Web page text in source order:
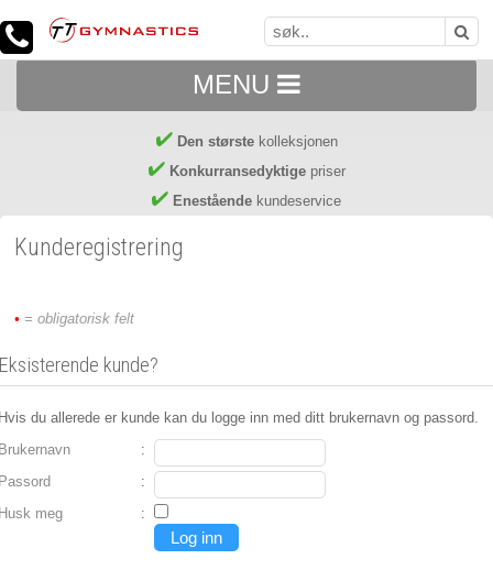
MENU
Den størstekolleksjonen
Konkurransedyktigepriser
Enestående kundeservice
Kunderegistrering
• = obligatorisk felt
kunde?
du allerede er kunde kan du logge inn med ditt brukernavn og passord.
:
:
meg
: